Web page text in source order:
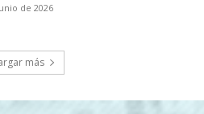
de 2026
más